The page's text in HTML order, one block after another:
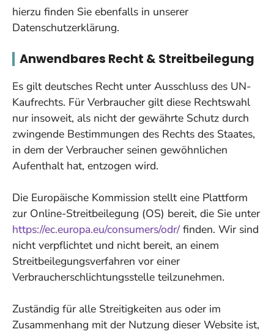
hierzu finden Sie ebenfalls in unserer
Datenschutzerklärung.
Anwendbares Recht & Streitbeilegung
Es gilt deutsches Recht unter Ausschluss des UN-
Kaufrechts. Für Verbraucher gilt diese Rechtswahl
nur insoweit, als nicht der gewährte Schutz durch
zwingende Bestimmungen des Rechts des Staates,
in dem der Verbraucher seinen gewöhnlichen
Aufenthalt hat, entzogen wird.
Die Europäische Kommission stellt eine Plattform
zur Online-Streitbeilegung (OS) bereit, die Sie unter
https://ec.europa.eu/consumers/odr/finden. Wir sind
nicht verpflichtet und nicht bereit, an einem
Streitbeilegungsverfahren vor einer
Verbraucherschlichtungsstelle teilzunehmen.
Zuständig für alle Streitigkeiten aus oder im
Zusammenhang mit der Nutzung dieser Website ist,